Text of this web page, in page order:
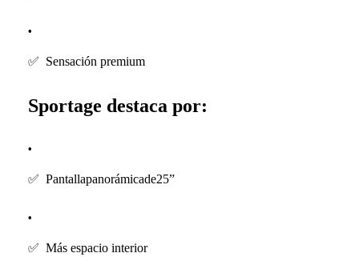
✅ Sensación premium
Sportage destaca por:
✅ Pantallapanorámicade25”
✅ Más espacio interior